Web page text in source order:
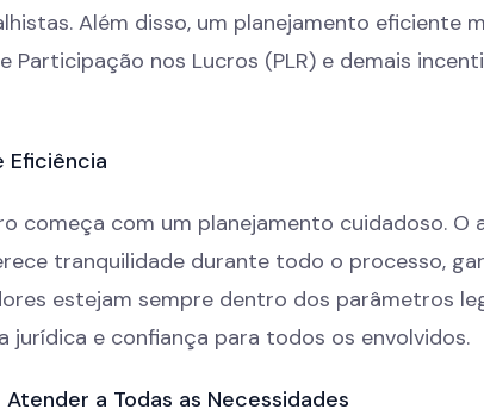
Além disso, um planejamento eficiente
Participação nos Lucros (PLR) e demais
Eficiência
começa com um planejamento cuidadoso. O
tranquilidade durante todo o processo,
estejam sempre dentro dos parâmetros
jurídica e confiança para todos os envolvidos.
a Todas as Necessidades